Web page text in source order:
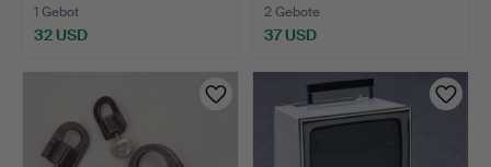
1 Gebot
32 USD
2 Gebote
37 USD